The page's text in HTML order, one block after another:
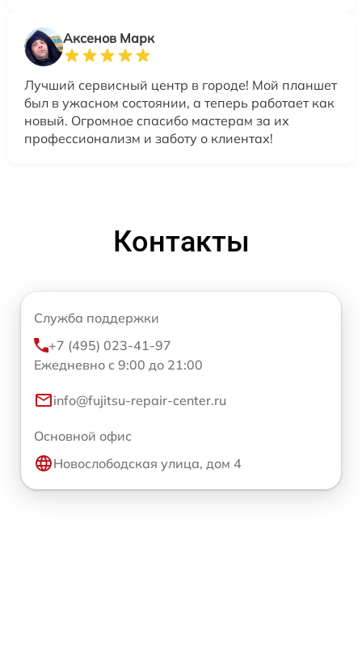
Аксенов Марк
Лучший сервисный центр в городе! Мой планшет
был в ужасном состоянии, а теперь работает как
новый. Огромное спасибо мастерам за их
профессионализм и заботу о клиентах!
Контакты
Служба поддержки
+7 (495) 023-41-97
Ежедневно с 9:00 до 21:00
info@fujitsu-repair-center.ru
Основной офис
Новослободская улица, дом 4